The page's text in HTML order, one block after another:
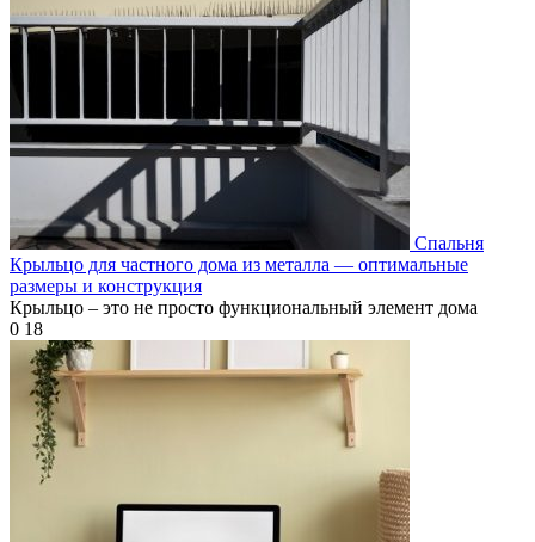
Спальня
Крыльцо для частного дома из металла — оптимальные
размеры и конструкция
Крыльцо – это не просто функциональный элемент дома
0 18